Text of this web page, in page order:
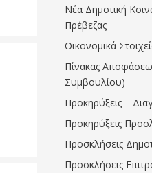
Νέα Δημοτική
Πρέβεζας
Οικονομικά
Πίνακας
Συμβουλίου)
Προκηρύξεις –
Προκηρύξεις
Προσκλήσεις
Προσκλήσεις